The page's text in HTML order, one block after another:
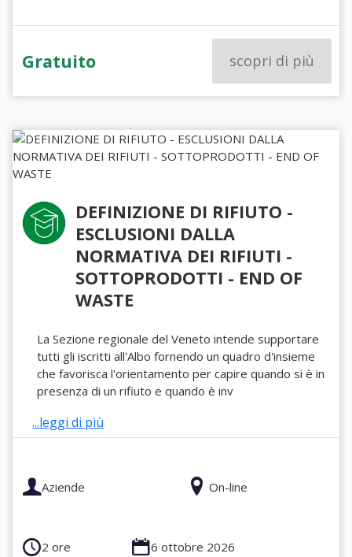
Gratuito scopri di più
DEFINIZIONE DI RIFIUTO -
ESCLUSIONI DALLA
NORMATIVA DEI RIFIUTI -
SOTTOPRODOTTI - END OF
WASTE
La Sezione regionale del Veneto intende supportare
tutti gli iscritti all'Albo fornendo un quadro d'insieme
che favorisca l'orientamento per capire quando si è in
presenza di un rifiuto e quando è inv
...leggi di più
Aziende On-line
2 ore 6 ottobre 2026